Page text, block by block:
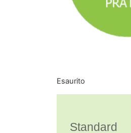
Esaurito
Standard